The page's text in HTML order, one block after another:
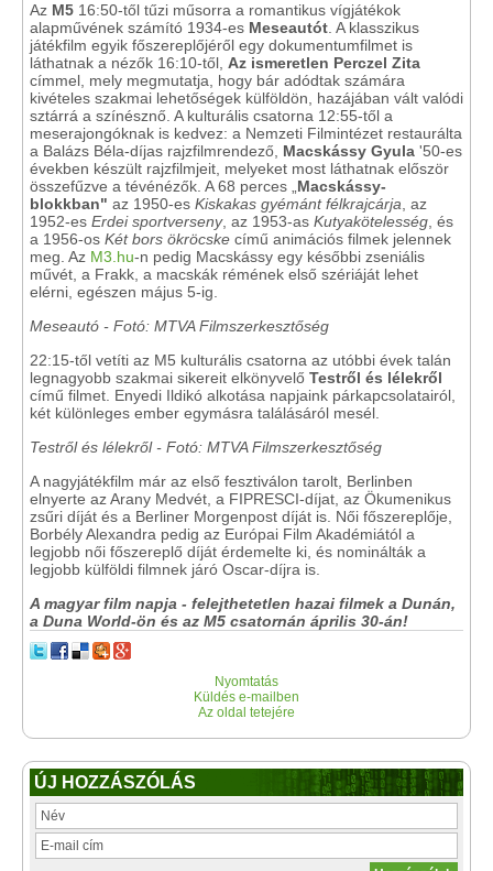
Az M5 16:50-től tűzi műsorra a romantikus vígjátékok
alapművének számító 1934-es Meseautót . A klasszikus
játékfilm egyik főszereplőjéről egy dokumentumfilmet is
láthatnak a nézők 16:10-től, Az ismeretlen Perczel Zita
címmel, mely megmutatja, hogy bár adódtak számára
kivételes szakmai lehetőségek külföldön, hazájában vált valódi
sztárrá a színésznő. A kulturális csatorna 12:55-től a
meserajongóknak is kedvez: a Nemzeti Filmintézet restaurálta
a Balázs Béla-díjas rajzfilmrendező, Macskássy Gyula '50-es
években készült rajzfilmjeit, melyeket most láthatnak először
összefűzve a tévénézők. A 68 perces „ Macskássy-
blokkban" az 1950-es Kiskakas gyémánt félkrajcárja , az
1952-es Erdei sportverseny, az 1953-as Kutyakötelesség , és
a 1956-os Két bors ökröcske című animációs filmek jelennek
meg. Az M3.hu-n pedig Macskássy egy későbbi zseniális
művét, a Frakk, a macskák rémének első szériáját lehet
elérni, egészen május 5-ig.
Meseautó - Fotó: MTVA Filmszerkesztőség
22:15-től vetíti az M5 kulturális csatorna az utóbbi évek talán
legnagyobb szakmai sikereit elkönyvelő Testről és lélekről
című filmet. Enyedi Ildikó alkotása napjaink párkapcsolatairól,
két különleges ember egymásra találásáról mesél.
Testről és lélekről - Fotó: MTVA Filmszerkesztőség
A nagyjátékfilm már az első fesztiválon tarolt, Berlinben
elnyerte az Arany Medvét, a FIPRESCI-díjat, az Ökumenikus
zsűri díját és a Berliner Morgenpost díját is. Női főszereplője,
Borbély Alexandra pedig az Európai Film Akadémiától a
legjobb női főszereplő díját érdemelte ki, és nominálták a
legjobb külföldi filmnek járó Oscar-díjra is.
A magyar film napja - felejthetetlen hazai filmek a Dunán,
a Duna World-ön és az M5 csatornán április 30-án!
Nyomtatás
Küldés e-mailben
Az oldal tetejére
ÚJ HOZZÁSZÓLÁS